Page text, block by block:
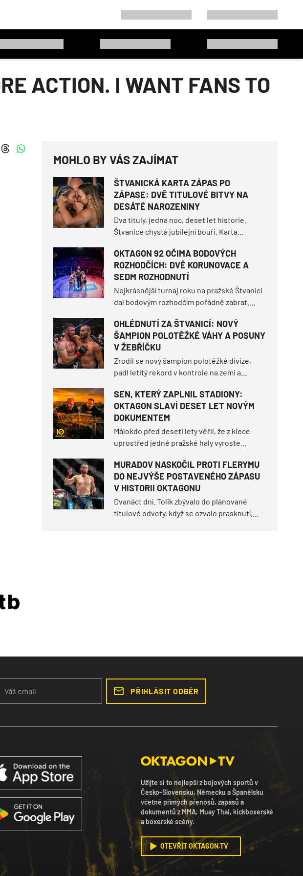
ACTION. I WANT FANS TO
MOHLO BY VÁS ZAJÍMAT
ŠTVANICKÁ KARTA ZÁPAS PO
ZÁPASE: DVĚ TITULOVÉ BITVY NA
DESÁTÉ NAROZENINY
Dva tituly, jedna noc, deset let historie.
Štvanice chystá jubilejní bouři. Karta
klece, české derby dvou mladých talentů a
mnoho dalšího. Připrav se na letní turnaj,
který přepíše dějiny. Projdi si kompletní
přehled toho, co nás na Štvanici čeká.
OKTAGON 92 OČIMA BODOVÝCH
ROZHODČÍCH: DVĚ KORUNOVACE A
SEDM ROZHODNUTÍ
Nejkrásnější turnaj roku na pražské Štvanici
dal bodovým rozhodčím pořádně zabrat.
limitem, ale hned sedm z deseti duelů
muselo nakonec rozseknout skóre na
kartách.
OHLÉDNUTÍ ZA ŠTVANICÍ: NOVÝ
ŠAMPION POLOTĚŽKÉ VÁHY A POSUNY
V ŽEBŘÍČKU
Zrodil se nový šampion polotěžké divize,
padl letitý rekord v kontrole na zemi a
nejtěžší zápas své kariéry. Jak turnaj
zamíchal světovým žebříčkem a jaké další
momenty definovaly tuhle
nezapomenutelnou noc?
SEN, KTERÝ ZAPLNIL STADIONY:
OKTAGON SLAVÍ DESET LET NOVÝM
DOKUMENTEM
Málokdo před deseti lety věřil, že z klece
uprostřed jedné pražské haly vyroste
Evropě. OKTAGON má za sebou 91 turnajů v
pěti zemích, více než tisíc zápasů a společně
jsme napsali stovky příběhů, které navždy
vstoupily do historie.
MURADOV NASKOČIL PROTI FLERYMU
DO NEJVÝŠE POSTAVENÉHO ZÁPASU
V HISTORII OKTAGONU
Dvanáct dní. Tolik zbývalo do plánované
titulové odvety, když se ozvalo prasknutí,
PŘIHLÁSIT ODBĚR
Užijte si to nejlepší z bojových sportů v
Česko-Slovensku, Německu a Španělsku
včetně přímých přenosů, zápasů a
dokumentů z MMA, Muay Thai, kickboxerské
a boxerské scény.
OTEVŘÍT OKTAGON.TV